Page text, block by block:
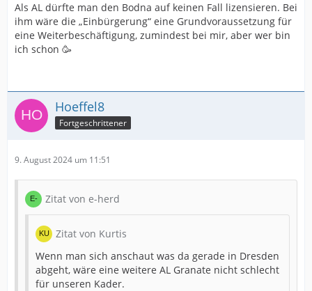
Als AL dürfte man den Bodna auf keinen Fall lizensieren. Bei
ihm wäre die „Einbürgerung“ eine Grundvoraussetzung für
eine Weiterbeschäftigung, zumindest bei mir, aber wer bin
ich schon 🥳
Hoeffel8
Fortgeschrittener
9. August 2024 um 11:51
Zitat von e-herd
Zitat von Kurtis
Wenn man sich anschaut was da gerade in Dresden
abgeht, wäre eine weitere AL Granate nicht schlecht
für unseren Kader.